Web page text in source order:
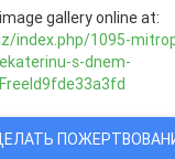
gallery online at:
index.php/1095-
s-dnem-